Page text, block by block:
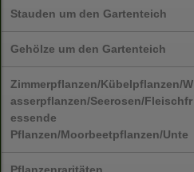
Stauden um den Gartenteich
Gehölze um den Gartenteich
Zimmerpflanzen/Kübelpflanzen/W
asserpflanzen/Seerosen/Fleischfr
essende
Pflanzen/Moorbeetpflanzen/Unte